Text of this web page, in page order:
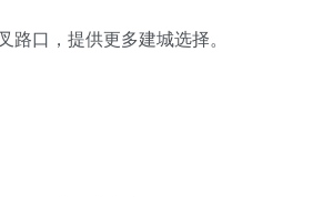
路口，提供更多建城选择。